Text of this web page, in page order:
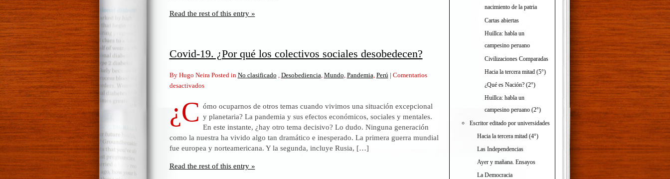
Read the rest of this entry »
Covid-19. ¿Por qué los colectivos sociales desobedecen?
By Hugo Neira Posted in No clasificado Desobediencia Mundo Pandemia Perú | Comentarios
desactivadosen
19.
¿Por
qué
los
colectivos
desobedecen?
¿C ómo ocuparnos de otros temas cuando vivimos una situación excepcional
y planetaria? La pandemia y sus efectos económicos, sociales y mentales.
En este instante, ¿hay otro tema decisivo? Lo dudo. Ninguna generación
como la nuestra ha vivido algo tan dramático e inesperado. La primera guerra mundial
fue europea y norteamericana. Y la segunda, incluye Rusia, […]
Read the rest of this entry »
nacimiento de la patria
Cartas abiertas
Huillca: habla un
campesino peruano
Civilizaciones Comparadas
Hacia la tercera mitad (5°)
¿Qué es Nación? (2°)
Huillca: habla un
campesino peruano (2°)
Escritor editado por universidades
Hacia la tercera mitad (4°)
Las Independencias
Ayer y mañana. Ensayos
La Democracia